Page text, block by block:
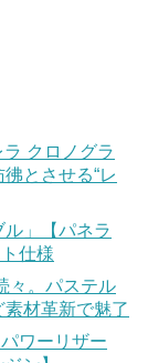
クロノグラ
とさせる“レ
」【パネラ
仕様
々。パステル
材革新で魅了
ワーリザー